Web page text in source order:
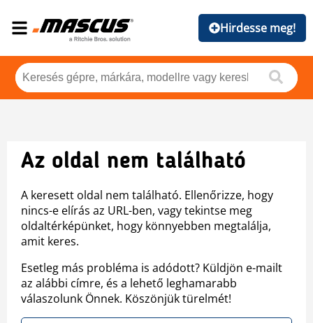
Hirdesse meg!
Az oldal nem található
A keresett oldal nem található. Ellenőrizze, hogy
nincs-e elírás az URL-ben, vagy tekintse meg
oldaltérképünket, hogy könnyebben megtalálja,
amit keres.
Esetleg más probléma is adódott? Küldjön e-mailt
az alábbi címre, és a lehető leghamarabb
válaszolunk Önnek. Köszönjük türelmét!